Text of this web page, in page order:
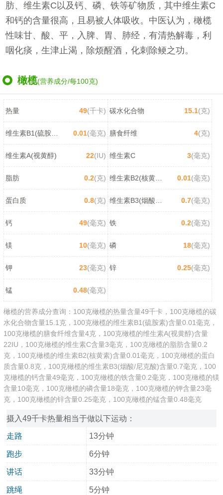
肪、维生素C以及钙、磷、铁等矿物质，其中维生素C
和钙的含量很高，且易被人体吸收。中医认为，橄榄
性味甘、酸、平，入脾、胃、肺经，有清热解毒，利
咽化痰，生津止渴，除烦醒酒，化刺除鲠之功。
橄榄(营养成分/每100克)
热量 49(千卡) 碳水化合物 15.1(克)
维生素B1(硫胺素) 0.01(毫克) 膳食纤维 4(克)
维生素A(视黄醇) 22(IU) 维生素C 3(毫克)
脂肪 0.2(克) 维生素B2(核黄素) 0.01(毫克)
蛋白质 0.8(克) 0.7(毫克)
钙 49(毫克) 铁 0.2(毫克)
镁 10(毫克) 磷 18(毫克)
钾 23(毫克) 锌 0.25(毫克)
锰 0.48(毫克)
橄榄的营养成分查询：100克橄榄的热量含量49千卡，100克橄榄的碳
水化合物含量15.1克，100克橄榄的维生素B1(硫胺素)含量0.01毫克，
100克橄榄的膳食纤维含量4克，100克橄榄的维生素A(视黄醇)含量
22IU，100克橄榄的维生素C含量3毫克，100克橄榄的脂肪含量0.2
克，100克橄榄的维生素B2(核黄素)含量0.01毫克，100克橄榄的蛋白
质含量0.8克，100克橄榄的维生素B3(烟酸/尼克酸)含量0.7毫克，100
克橄榄的钙含量49毫克，100克橄榄的铁含量0.2毫克，100克橄榄的镁
含量10毫克，100克橄榄的磷含量18毫克，100克橄榄的钾含量23毫
克，100克橄榄的锌含量0.25毫克，100克橄榄的锰含量0.48毫克
摄入49千卡热量相当于做以下运动：
走路 13分钟
跑步 6分钟
讲话 33分钟
跳绳 5分钟